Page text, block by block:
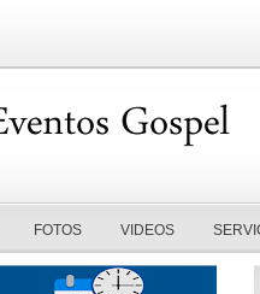
FOTOS VIDEOS